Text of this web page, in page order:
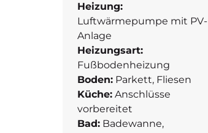
Heizung:
Luftwärmepumpe mit PV-
Anlage
Heizungsart:
Fußbodenheizung
Boden:Parkett, Fliesen
Küche:Anschlüsse
vorbereitet
Bad:Badewanne,